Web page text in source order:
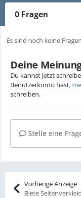
0 Fragen
Es sind noch keine
Deine
Du kannst jetzt
Benutzerkonto hast,
schreiben.
Stelle eine
Vorherige Anzeige
Biete